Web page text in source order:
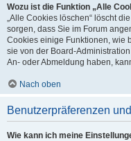
Wozu ist die Funktion „Alle
„Alle Cookies löschen“ löscht
sorgen, dass Sie im Forum
Cookies einige Funktionen, wie
sie von der Board-
An- oder Abmeldung haben,
Nach oben
Benutzerpräferenzen
Wie kann ich meine